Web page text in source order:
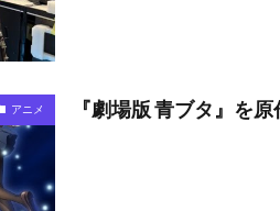
アニメ 『劇場版 青ブタ』を